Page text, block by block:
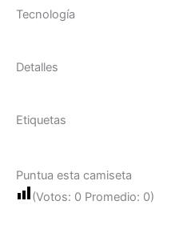
Tecnología
Detalles
Etiquetas
Puntua esta camiseta
(Votos: 0 Promedio: 0)